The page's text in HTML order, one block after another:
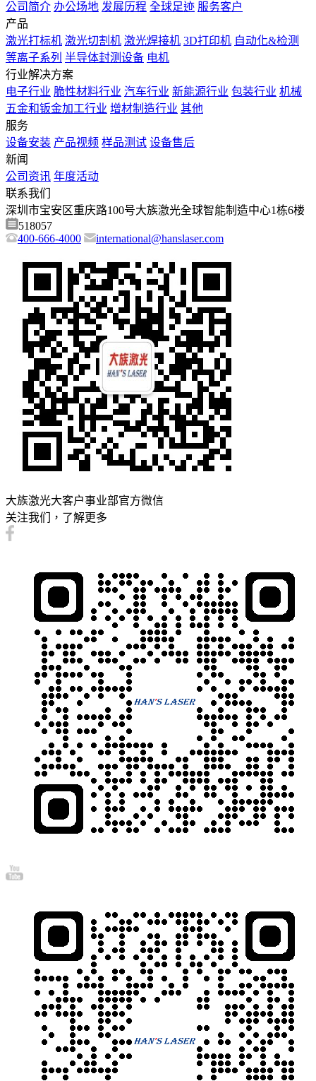
公司简介 办公场地 发展历程 全球足迹 服务客户
产品
激光打标机 激光切割机 激光焊接机 3D打印机 自动化&检测
等离子系列 半导体封测设备 电机
行业解决方案
电子行业 脆性材料行业 汽车行业 新能源行业 包装行业 机械
五金和钣金加工行业 增材制造行业 其他
服务
设备安装 产品视频 样品测试 设备售后
新闻
公司资讯 年度活动
联系我们
深圳市宝安区重庆路100号大族激光全球智能制造中心1栋6楼
518057
400-666-4000
international@hanslaser.com
大族激光大客户事业部官方微信
关注我们，了解更多